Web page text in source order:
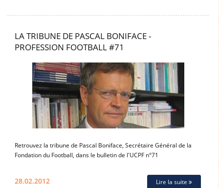
LA TRIBUNE DE PASCAL BONIFACE -
PROFESSION FOOTBALL #71
Retrouvez la tribune de Pascal Boniface, Secrétaire Général de la
Fondation du Football, dans le bulletin de l'UCPF n°71
28.02.2012 Lire la suite